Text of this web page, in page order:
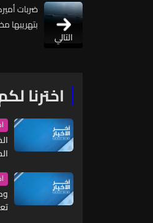
التالي
ضربات
بتهريبها
اخترنا